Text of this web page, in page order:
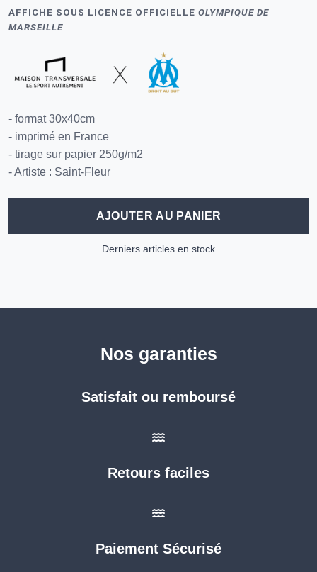
AFFICHE SOUS LICENCE OFFICIELLE OLYMPIQUE DE
MARSEILLE
- format 30x40cm
- imprimé en France
- tirage sur papier 250g/m2
- Artiste : Saint-Fleur
AJOUTER AU PANIER
Derniers articles en stock
Nos garanties
Satisfait ou remboursé
Retours faciles
Paiement Sécurisé